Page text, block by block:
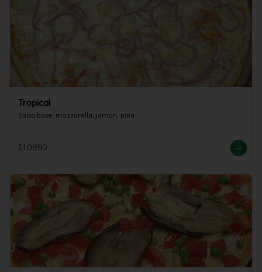
Tropical
Salsa base, mozzarella, jamon, piña
$10.990